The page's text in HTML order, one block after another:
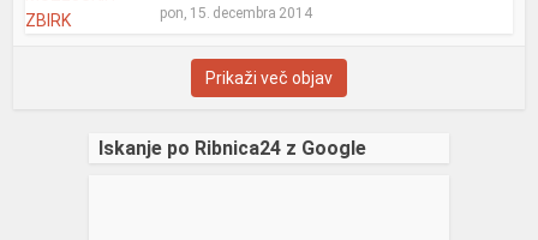
pon, 15. decembra 2014
Prikaži več objav
Iskanje po Ribnica24 z Google